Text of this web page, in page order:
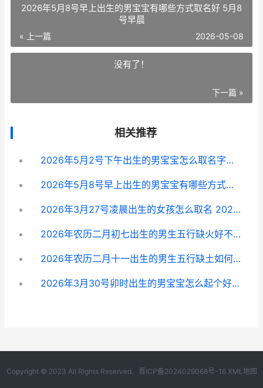
2026年5月8号早上出生的男宝宝有哪些方式取名好 5月8
号早晨
« 上一篇 2026-05-08
没有了！
下一篇 »
相关推荐
2026年5月2号下午出生的男宝宝怎么取名字好 2026年5月2号到今天有多少天
2026年5月8号早上出生的男宝宝有哪些方式取名好 5月8号早晨
2026年3月27号凌晨出生的女孩怎么取名 2026年3月27日星期几
2026年农历二月初七出生的男生五行缺火好不好才吉祥 2026年农历二月二十八是阳历多少
2026年农历二月十一出生的男生五行缺土如何取名字好听 2026年农历2月2日是多少号
2026年3月30号卯时出生的男宝宝怎么起个好名字 2026年阳历3月30日农历几月几初几?
Copyright © 2023 All Rights Reserved. 晋ICP备2024029068号-16 XML地图